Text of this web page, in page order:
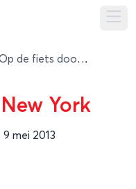
Op de fiets door New York
York
9 mei 2013